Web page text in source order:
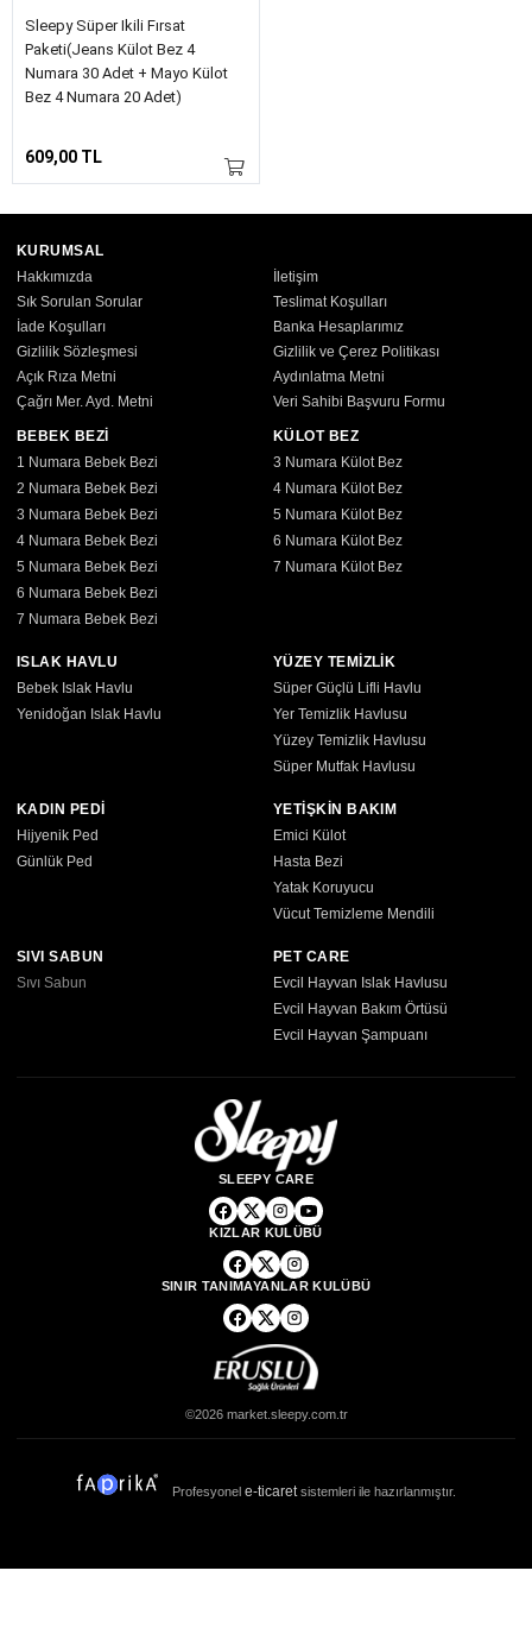
Sleepy Süper Ikili Fırsat
Paketi(Jeans Külot Bez 4
Numara 30 Adet + Mayo Külot
Bez 4 Numara 20 Adet)
609,00 TL
KURUMSAL
Hakkımızda
İletişim
Sık Sorulan Sorular
Teslimat Koşulları
İade Koşulları
Banka Hesaplarımız
Gizlilik Sözleşmesi
Gizlilik ve Çerez Politikası
Açık Rıza Metni
Aydınlatma Metni
Çağrı Mer. Ayd. Metni
Veri Sahibi Başvuru Formu
BEBEK BEZİ
1 Numara Bebek Bezi
2 Numara Bebek Bezi
3 Numara Bebek Bezi
4 Numara Bebek Bezi
5 Numara Bebek Bezi
6 Numara Bebek Bezi
7 Numara Bebek Bezi
KÜLOT BEZ
3 Numara Külot Bez
4 Numara Külot Bez
5 Numara Külot Bez
6 Numara Külot Bez
7 Numara Külot Bez
ISLAK HAVLU
Bebek Islak Havlu
Yenidoğan Islak Havlu
YÜZEY TEMİZLİK
Süper Güçlü Lifli Havlu
Yer Temizlik Havlusu
Yüzey Temizlik Havlusu
Süper Mutfak Havlusu
KADIN PEDİ
Hijyenik Ped
Günlük Ped
YETİŞKİN BAKIM
Emici Külot
Hasta Bezi
Yatak Koruyucu
Vücut Temizleme Mendili
SIVI SABUN
Sıvı Sabun
PET CARE
Evcil Hayvan Islak Havlusu
Evcil Hayvan Bakım Örtüsü
Evcil Hayvan Şampuanı
SLEEPY CARE
KIZLAR KULÜBÜ
SINIR TANIMAYANLAR KULÜBÜ
©2026 market.sleepy.com.tr
Profesyonel e-ticaret sistemleri ile hazırlanmıştır.